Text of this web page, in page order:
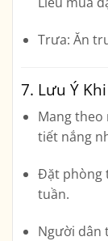
Trưa: Ăn
7. Lưu Ý
Mang theo
tiết nắng
Đặt phòng
tuần.
Người dân